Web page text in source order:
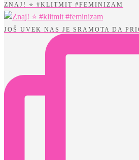
ZNAJ! ⭐️ #KLITMIT #FEMINIZAM
JOŠ UVEK NAS JE SRAMOTA DA